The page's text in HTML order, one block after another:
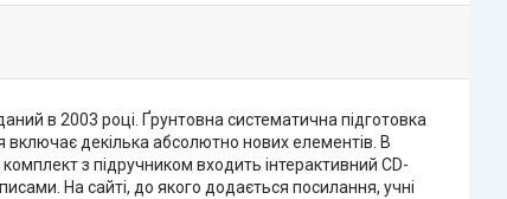
в 2003 році. Ґрунтовна систематична підготовка
включає декілька абсолютно нових елементів. В
з підручником входить інтерактивний CD-
На сайті, до якого додається посилання, учні